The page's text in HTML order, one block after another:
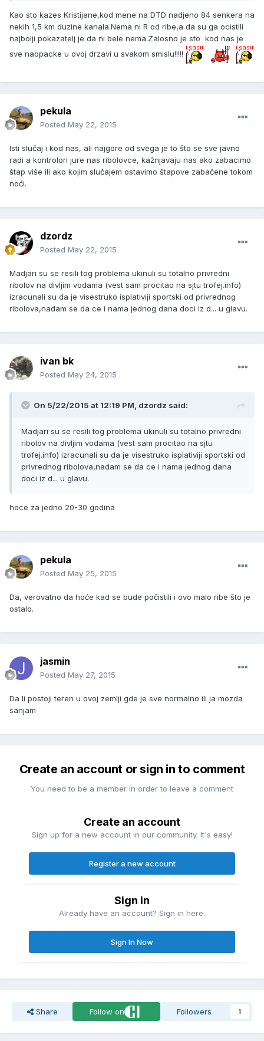
Kao sto kazes Kristijane,kod mene na DTD nadjeno 84 senkera na
nekih 1,5 km duzine kanala.Nema ni R od ribe,a da su ga ocistili
najbolji pokazatelj je da ni bele nema.Zalosno je sto kod nas je
sve naopacke u ovoj drzavi u svakom smislu!!!!!
pekula
Posted May 22, 2015
Isti slučaj i kod nas, ali najgore od svega je to što se sve javno
radi a kontrolori jure nas ribolovce, kažnjavaju nas ako zabacimo
štap više ili ako kojim slučajem ostavimo štapove zabačene tokom
noći.
dzordz
Posted May 22, 2015
Madjari su se resili tog problema ukinuli su totalno privredni
ribolov na divljim vodama (vest sam procitao na sjtu trofej.info)
izracunali su da je visestruko isplativiji sportski od privrednog
ribolova,nadam se da ce i nama jednog dana doci iz d... u glavu.
ivan bk
Posted May 24, 2015
On 5/22/2015 at 12:19 PM, dzordz said:
Madjari su se resili tog problema ukinuli su totalno privredni
ribolov na divljim vodama (vest sam procitao na sjtu
trofej.info) izracunali su da je visestruko isplativiji sportski od
privrednog ribolova,nadam se da ce i nama jednog dana
doci iz d... u glavu.
hoce za jedno 20-30 godina
pekula
Posted May 25, 2015
Da, verovatno da hoće kad se bude počistili i ovo malo ribe što je
ostalo.
jasmin
Posted May 27, 2015
Da li postoji teren u ovoj zemlji gde je sve normalno ili ja mozda
sanjam
Create an account or sign in to comment
You need to be a member in order to leave a comment
Create an account
Sign up for a new account in our community. It's easy!
Register a new account
Sign in
Already have an account? Sign in here.
Sign In Now
Share Follow on Followers 1